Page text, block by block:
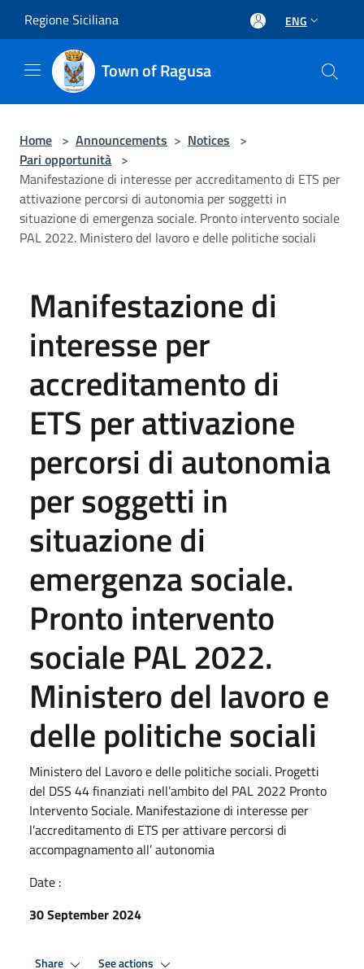
Regione Siciliana ENG
Town of Ragusa
Home > Announcements > Notices >
Pari opportunità >
Manifestazione di interesse per accreditamento di ETS per
attivazione percorsi di autonomia per soggetti in
situazione di emergenza sociale. Pronto intervento sociale
PAL 2022. Ministero del lavoro e delle politiche sociali
Manifestazione di
interesse per
accreditamento di
ETS per attivazione
percorsi di autonomia
per soggetti in
situazione di
emergenza sociale.
Pronto intervento
sociale PAL 2022.
Ministero del lavoro e
delle politiche sociali
Ministero del Lavoro e delle politiche sociali. Progetti
del DSS 44 finanziati nell’ambito del PAL 2022 Pronto
Intervento Sociale. Manifestazione di interesse per
l’accreditamento di ETS per attivare percorsi di
accompagnamento all’ autonomia
Date :
30 September 2024
Share See actions